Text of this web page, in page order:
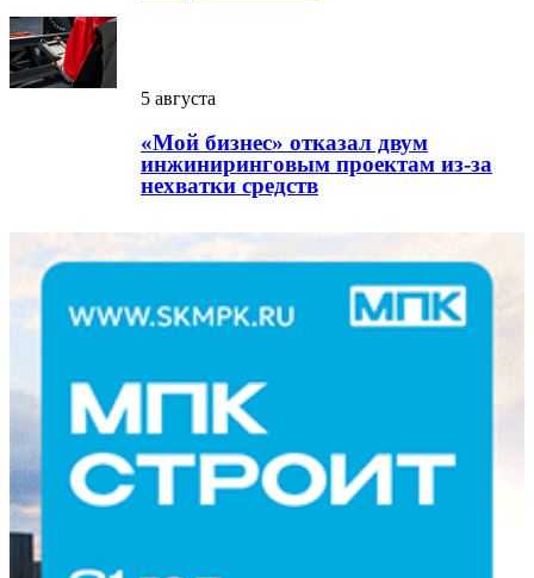
5 августа
«Мой бизнес» отказал двум
инжиниринговым проектам из-за
нехватки средств